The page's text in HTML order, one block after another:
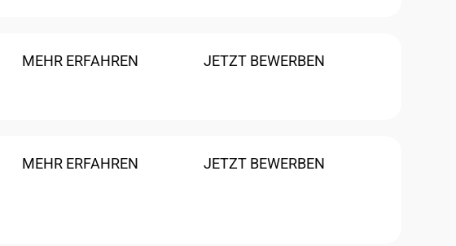
MEHR ERFAHREN JETZT BEWERBEN
MEHR ERFAHREN JETZT BEWERBEN